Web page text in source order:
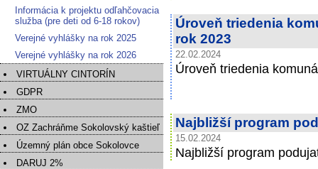
Informácia k projektu odľahčovacia
služba (pre deti od 6-18 rokov)
Verejné vyhlášky na rok 2025
Verejné vyhlášky na rok 2026
VIRTUÁLNY CINTORÍN
GDPR
ZMO
OZ Zachráňme Sokolovský kaštieľ
Územný plán obce Sokolovce
DARUJ 2%
Úroveň triedenia
rok 2023
22.02.2024
Úroveň triedenia
Najbližší program
15.02.2024
Najbližší program